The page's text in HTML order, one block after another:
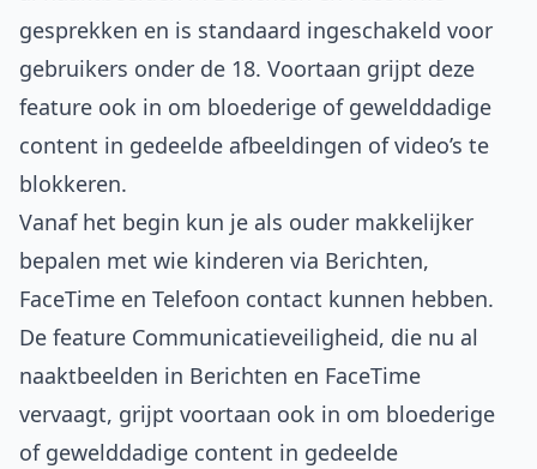
gesprekken en is standaard ingeschakeld voor
gebruikers onder de 18. Voortaan grijpt deze
feature ook in om bloederige of gewelddadige
content in gedeelde afbeeldingen of video’s te
blokkeren.
Vanaf het begin kun je als ouder makkelijker
bepalen met wie kinderen via Berichten,
FaceTime en Telefoon contact kunnen hebben.
De feature Communicatieveiligheid, die nu al
naaktbeelden in Berichten en FaceTime
vervaagt, grijpt voortaan ook in om bloederige
of gewelddadige content in gedeelde